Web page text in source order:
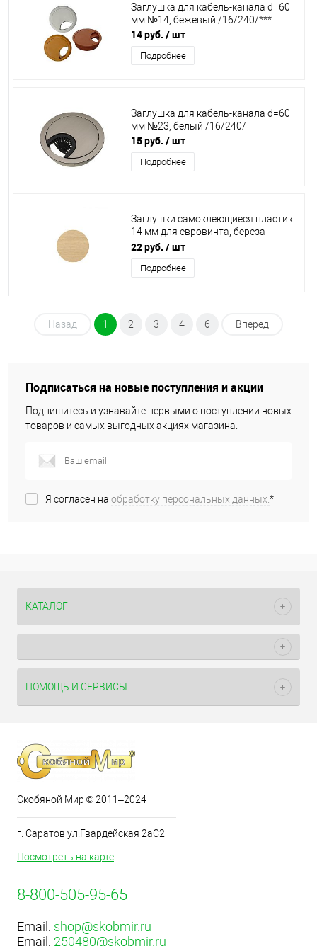
Заглушка для кабель-канала d=60
мм №14, бежевый /16/240/***
14 руб. / шт
Подробнее
Заглушка для кабель-канала d=60
мм №23, белый /16/240/
15 руб. / шт
Подробнее
Заглушки самоклеющиеся пластик.
14 мм для евровинта, береза
полярная (лист 50 шт.), KS.9420
22 руб. / шт
Подробнее
Назад 1 2 3 4 6 Вперед
Подписаться на новые поступления и акции
Подпишитесь и узнавайте первыми о поступлении новых
товаров и самых выгодных акциях магазина.
Я согласен на обработку персональных данных.*
КАТАЛОГ
ПОМОЩЬ И СЕРВИСЫ
Скобяной Мир © 2011–2024
г. Саратов ул.Гвардейская 2аС2
Посмотреть на карте
8-800-505-95-65
Email: shop@skobmir.ru
Email: 250480@skobmir.ru